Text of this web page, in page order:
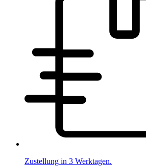
Zustellung in 3 Werktagen.